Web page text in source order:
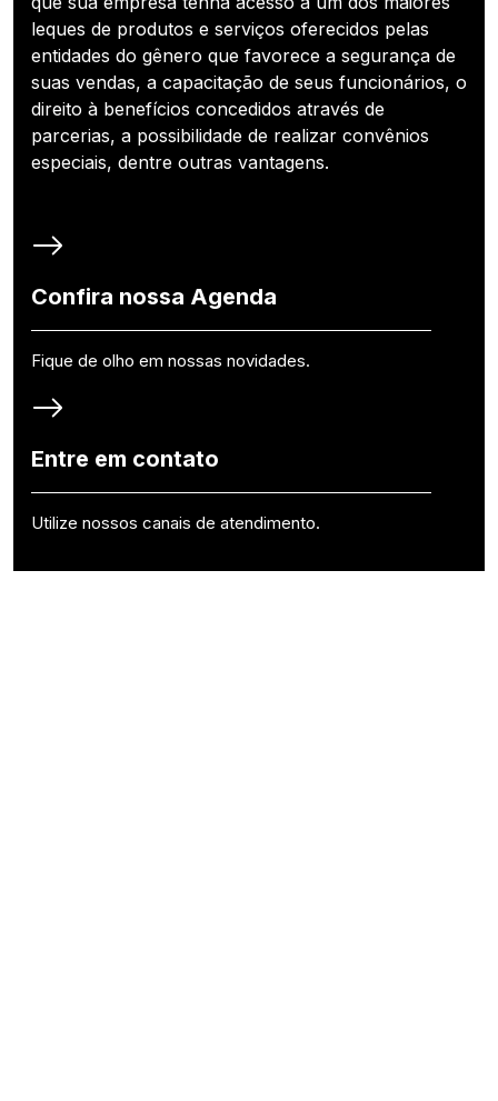
leques de produtos e serviços oferecidos pelas
entidades do gênero que favorece a segurança de
suas vendas, a capacitação de seus funcionários, o
direito à benefícios concedidos através de
parcerias, a possibilidade de realizar convênios
especiais, dentre outras vantagens.
Confira nossa Agenda
Fique de olho em nossas novidades.
Entre em contato
Utilize nossos canais de atendimento.